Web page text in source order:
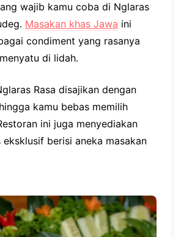
wajib kamu coba di Nglaras
Masakan khas Jawa ini
condiment yang rasanya
di lidah.
Rasa disajikan dengan
kamu bebas memilih
ini juga menyediakan
berisi aneka masakan